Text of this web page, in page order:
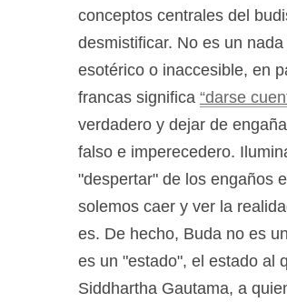
conceptos centrales del
desmistificar. No es un
esotérico o inaccesible, en
francas significa “darse
verdadero y dejar de
falso e imperecedero.
"despertar" de los engaños
solemos caer y ver la
es. De hecho, Buda no es
es un "estado", el estado al
Siddhartha Gautama, a